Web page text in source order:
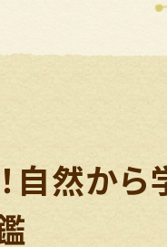
自然か